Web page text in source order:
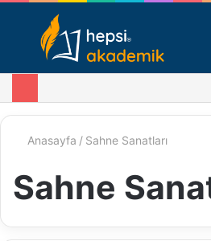
Giriş - Kayıt
Anasayfa / Sahne Sanatları
Sahne